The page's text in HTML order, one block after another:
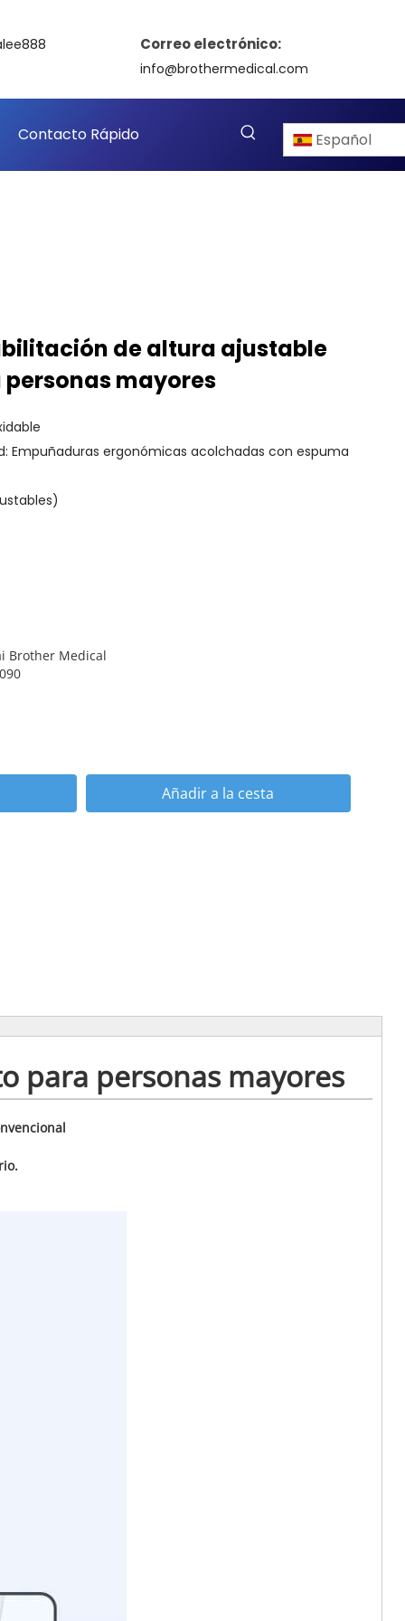
Correo electrónico:
info@brothermedical.com
Contacto Rápido Español
de altura ajustable
mayores
Empuñaduras ergonómicas acolchadas con espuma
Brother Medical
Añadir a la cesta
para personas mayores